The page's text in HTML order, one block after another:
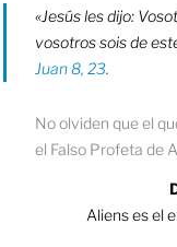
«Jesús les dijo:
vosotros sois de
Juan 8, 23.
No olviden que el
el Falso Profeta de
Aliens es el